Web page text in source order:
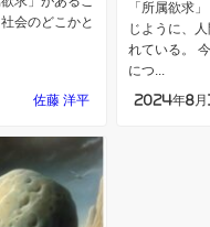
会のどこかと
佐藤 洋平
「所属欲求
じように、
れている。
につ...
2024年8月